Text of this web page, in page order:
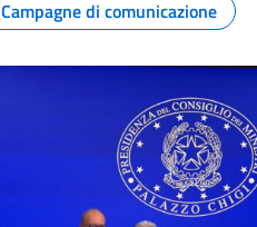
Campagne di comunicazione